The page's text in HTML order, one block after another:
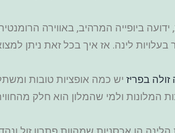
ידועה ביופייה המרהיב, באווירה
לינה. אז איך בכל זאת ניתן
זולה בפריז יש כמה אופציות טובות
המלונות ולמי שהמלון הוא חלק